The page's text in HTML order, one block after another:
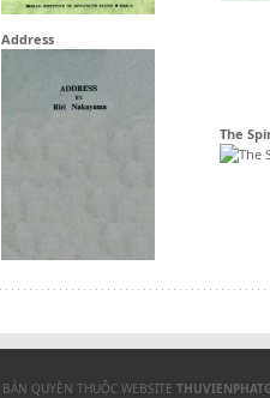
Address
The
BẢN QUYỀN THUỘC WEBSITE